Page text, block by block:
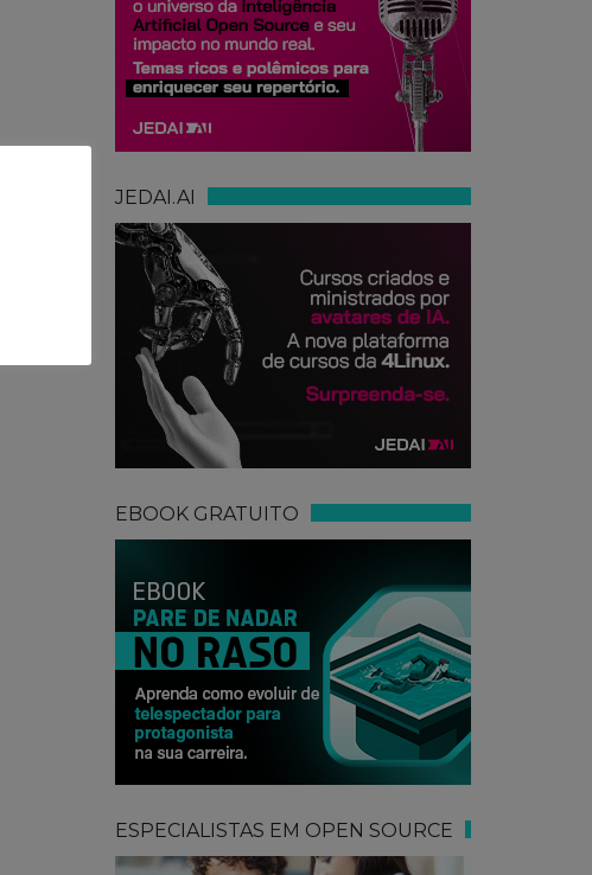
JEDAI.AI
EBOOK GRATUITO
ESPECIALISTAS EM OPEN SOURCE